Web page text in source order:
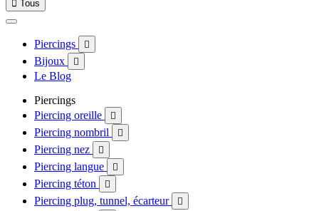
 Tous
Piercings 
Bijoux 
Le Blog
Piercings
Piercing oreille

Piercing nombril 
Piercing nez 
Piercing langue 
Piercing téton 
Piercing plug, tunnel, écarteur 